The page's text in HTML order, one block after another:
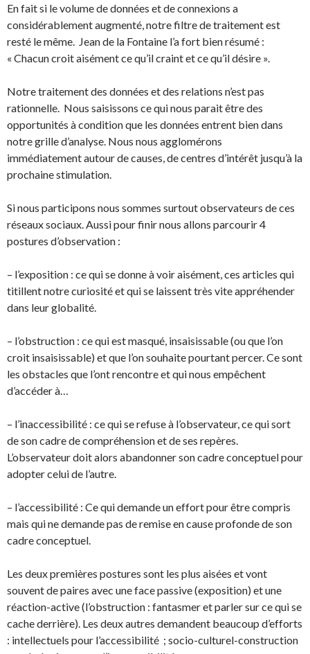
En fait si le volume de données et de connexions a
considérablement augmenté, notre filtre de traitement est
resté le même. Jean de la Fontaine l’a fort bien résumé :
« Chacun croit aisément ce qu’il craint et ce qu’il désire ».
Notre traitement des données et des relations n’est pas
rationnelle. Nous saisissons ce qui nous parait être des
opportunités à condition que les données entrent bien dans
notre grille d’analyse. Nous nous agglomérons
immédiatement autour de causes, de centres d’intérêt jusqu’à la
prochaine stimulation.
Si nous participons nous sommes surtout observateurs de ces
réseaux sociaux. Aussi pour finir nous allons parcourir 4
postures d’observation :
– l’exposition : ce qui se donne à voir aisément, ces articles qui
titillent notre curiosité et qui se laissent très vite appréhender
dans leur globalité.
– l’obstruction : ce qui est masqué, insaisissable (ou que l’on
croit insaisissable) et que l’on souhaite pourtant percer. Ce sont
les obstacles que l’ont rencontre et qui nous empêchent
d’accéder à…
– l’inaccessibilité : ce qui se refuse à l’observateur, ce qui sort
de son cadre de compréhension et de ses repères.
L’observateur doit alors abandonner son cadre conceptuel pour
adopter celui de l’autre.
– l’accessibilité : Ce qui demande un effort pour être compris
mais qui ne demande pas de remise en cause profonde de son
cadre conceptuel.
Les deux premières postures sont les plus aisées et vont
souvent de paires avec une face passive (exposition) et une
réaction-active (l’obstruction : fantasmer et parler sur ce qui se
cache derrière). Les deux autres demandent beaucoup d’efforts
: intellectuels pour l’accessibilité ; socio-culturel-construction